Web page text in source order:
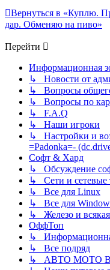
Вернуться в «Куплю.
дар. Обменяю на пиво»
Перейти
Информационная
↳ Новости от
↳ Вопросы общего
↳ Вопросы по
↳ F.A.Q
↳ Наши игроки
↳ Настройки и
=Padonka=-
Софт & Хард
↳ Обсуждение
↳ Сети и сетевые
↳ Все для Linux
↳ Все для
↳ Железо и
ОффТоп
↳
↳ Все подряд
↳ АВТО МОТО